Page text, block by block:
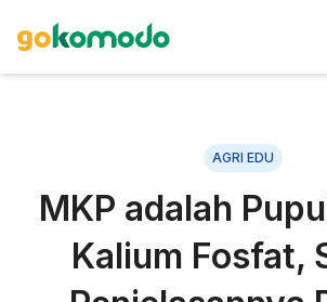
AGRI EDU
MKP adalah
Kalium Fosfat,